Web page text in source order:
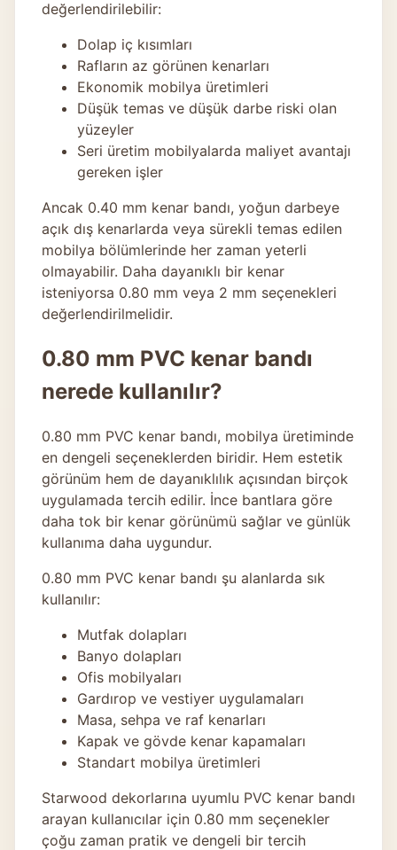
değerlendirilebilir:
Dolap iç kısımları
Rafların az görünen kenarları
Ekonomik mobilya üretimleri
Düşük temas ve düşük darbe riski olan
yüzeyler
Seri üretim mobilyalarda maliyet avantajı
gereken işler
Ancak 0.40 mm kenar bandı, yoğun darbeye
açık dış kenarlarda veya sürekli temas edilen
mobilya bölümlerinde her zaman yeterli
olmayabilir. Daha dayanıklı bir kenar
isteniyorsa 0.80 mm veya 2 mm seçenekleri
değerlendirilmelidir.
0.80 mm PVC kenar bandı
nerede kullanılır?
0.80 mm PVC kenar bandı, mobilya üretiminde
en dengeli seçeneklerden biridir. Hem estetik
görünüm hem de dayanıklılık açısından birçok
uygulamada tercih edilir. İnce bantlara göre
daha tok bir kenar görünümü sağlar ve günlük
kullanıma daha uygundur.
0.80 mm PVC kenar bandı şu alanlarda sık
kullanılır:
Mutfak dolapları
Banyo dolapları
Ofis mobilyaları
Gardırop ve vestiyer uygulamaları
Masa, sehpa ve raf kenarları
Kapak ve gövde kenar kapamaları
Standart mobilya üretimleri
Starwood dekorlarına uyumlu PVC kenar bandı
arayan kullanıcılar için 0.80 mm seçenekler
çoğu zaman pratik ve dengeli bir tercih